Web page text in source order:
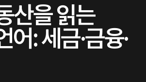
산을 읽는
어: 세금·금융·